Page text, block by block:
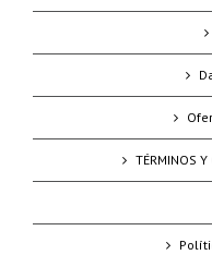
TÉRMINOS Y